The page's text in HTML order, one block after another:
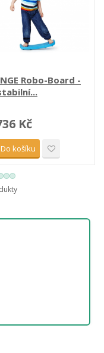
Robo-Board -
Kč
Do košíku